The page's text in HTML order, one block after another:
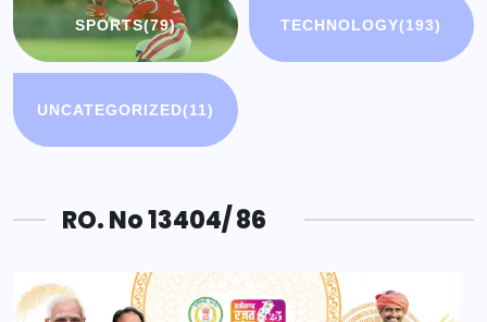
SPORTS(79) TECHNOLOGY(193)
UNCATEGORIZED(11)
RO. No 13404/ 86